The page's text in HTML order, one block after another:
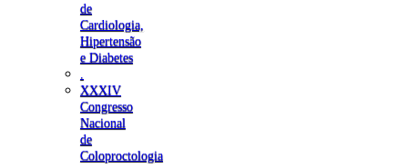
de
Cardiologia,
Hipertensão
e Diabetes
XXXIV
Congresso
Nacional
de
Coloproctologia